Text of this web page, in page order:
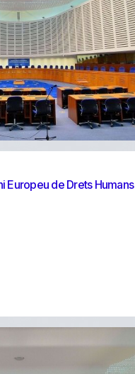
Europeu de Drets Humans